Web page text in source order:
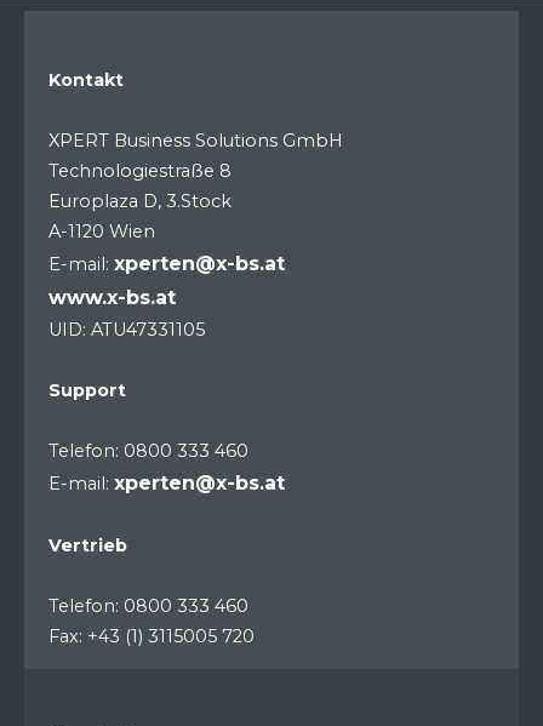
Kontakt
XPERT Business Solutions GmbH
Technologiestraße 8
Europlaza D, 3.Stock
A-1120 Wien
E-mail: xperten@x-bs.at
www.x-bs.at
UID: ATU47331105
Support
Telefon: 0800 333 460
E-mail: xperten@x-bs.at
Vertrieb
Telefon: 0800 333 460
Fax: +43 (1) 3115005 720